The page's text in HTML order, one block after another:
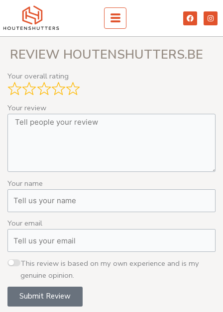
de
F
a
c
e
o
o
I
n
s
t
REVIEW HOUTENSHUTTERS.BE
Your overall rating
Your review
Your name
Your email
This review is based on my own experience and is my
genuine opinion.
Submit Review